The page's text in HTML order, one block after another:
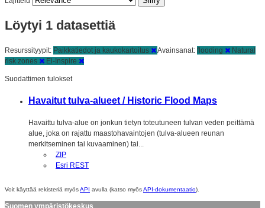
Löytyi 1 datasettiä
Resurssityypit: Paikkatiedot ja kaukokartoitus Avainsanat: flooding
Natural
risk zones
Ei-Inspire
Suodattimen tulokset
Havaitut tulva-alueet / Historic Flood Maps
Havaittu tulva-alue on jonkun tietyn toteutuneen tulvan veden peittämä
alue, joka on rajattu maastohavaintojen (tulva-alueen reunan
merkitseminen tai kuvaaminen) tai...
ZIP
Esri REST
Voit käyttää rekisteriä myösAPI avulla (katso myösAPI-dokumentaatio).
Suomen ympäristökeskus